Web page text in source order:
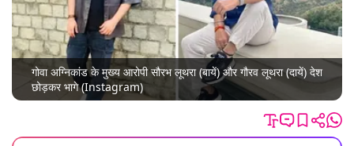
गोवा अग्निकांड के मुख्य आरोपी सौरभ लूथरा (बायें) और गौरव लूथरा (दायें) देश
छोड़कर भागे (Instagram)